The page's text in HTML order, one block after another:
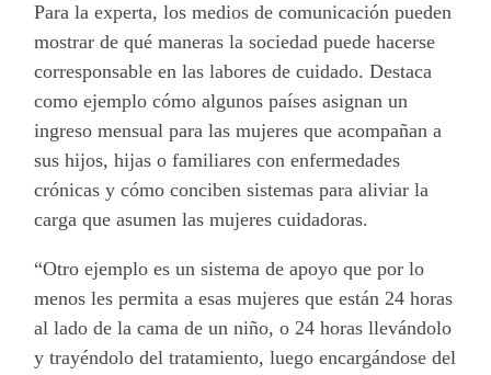
Para la experta, los medios de comunicación pueden
mostrar de qué maneras la sociedad puede hacerse
corresponsable en las labores de cuidado. Destaca
como ejemplo cómo algunos países asignan un
ingreso mensual para las mujeres que acompañan a
sus hijos, hijas o familiares con enfermedades
crónicas y cómo conciben sistemas para aliviar la
carga que asumen las mujeres cuidadoras.
“Otro ejemplo es un sistema de apoyo que por lo
menos les permita a esas mujeres que están 24 horas
al lado de la cama de un niño, o 24 horas llevándolo
y trayéndolo del tratamiento, luego encargándose del